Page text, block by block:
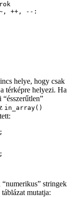
helye, hogy csak
térképre helyezi. Ha
in_array()
“numerikus” stringek
mutatja: